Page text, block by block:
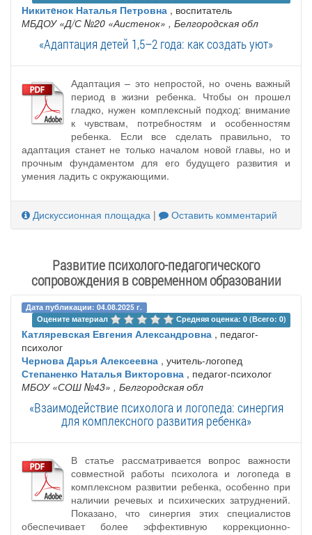
Никитeнок Наталья Петровна , воспитатель
МБДОУ «Д/С №20 «Аистенок» , Белгородская обл
«Адаптация детей 1,5–2 года: как создать уют»
Адаптация – это непростой, но очень важный
период в жизни ребенка. Чтобы он прошел
гладко, нужен комплексный подход: внимание
к чувствам, потребностям и особенностям
ребенка. Если все сделать правильно, то
адаптация станет не только началом новой главы, но и
прочным фундаментом для его будущего развития и
умения ладить с окружающими.
Дискуссионная площадка | Оставить комментарий
Развитие психолого-педагогического
сопровождения в современном образовании
Дата публикации: 04.08.2025 г.
Оцените материал
Средняя оценка: 0 (Всего: 0)
Катляревская Евгения Александровна , педагог-
психолог
Чернова Дарья Алексеевна , учитель-логопед
Степаненко Наталья Викторовна , педагог-психолог
МБОУ «СОШ №43» , Белгородская обл
«Взаимодействие психолога и логопеда: синергия
для комплексного развития ребенка»
В статье рассматривается вопрос важности
совместной работы психолога и логопеда в
комплексном развитии ребенка, особенно при
наличии речевых и психических затруднений.
Показано, что синергия этих специалистов
обеспечивает более эффективную коррекционно-